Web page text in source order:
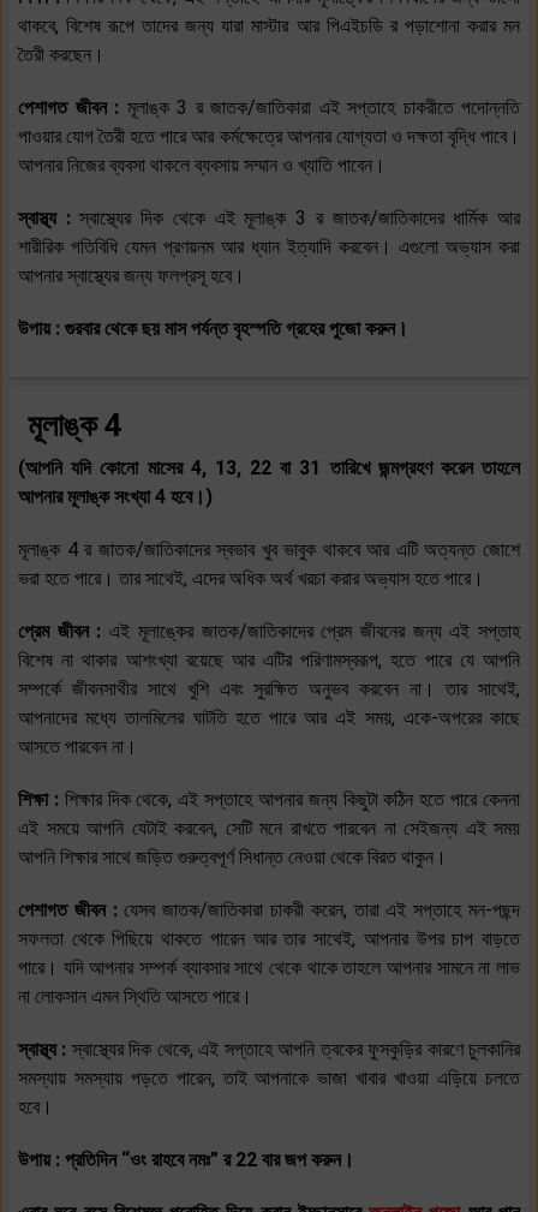
থাকবে, বিশেষ রূপে তাদের জন্য যারা মাস্টার আর পিএইচডি র পড়াশোনা করার মন
তৈরী করছেন।
পেশাগত জীবন : মূলাঙ্ক 3 র জাতক/জাতিকারা এই সপ্তাহে চাকরীতে পদোন্নতি
পাওয়ার যোগ তৈরী হতে পারে আর কর্মক্ষেত্রে আপনার যোগ্যতা ও দক্ষতা বৃদ্ধি পাবে।
আপনার নিজের ব্যবসা থাকলে ব্যবসায় সম্মান ও খ্যাতি পাবেন।
স্বাস্থ্য :স্বাস্থ্যের দিক থেকে এই মূলাঙ্ক 3 র জাতক/জাতিকাদের ধার্মিক আর
শারীরিক গতিবিধি যেমন প্রণয়নম আর ধ্যান ইত্যাদি করবেন। এগুলো অভ্যাস করা
আপনার স্বাস্থ্যের জন্য ফলপ্রসূ হবে।
উপায় : গুরবার থেকে ছয় মাস পর্যন্ত বৃহস্পতি গ্রহের পুজো করুন।
মূলাঙ্ক 4
(আপনি যদি কোনো মাসের 4, 13, 22 বা 31 তারিখে জন্মগ্রহণ করেন তাহলে
আপনার মূলাঙ্ক সংখ্যা 4 হবে।)
মূলাঙ্ক 4 র জাতক/জাতিকাদের স্বভাব খুব ভাবুক থাকবে আর এটি অত্যন্ত জোশে
ভরা হতে পারে। তার সাথেই, এদের অধিক অর্থ খরচা করার অভ্যাস হতে পারে।
প্রেম জীবন :এই মূলাঙ্কের জাতক/জাতিকাদের প্রেম জীবনের জন্য এই সপ্তাহ
বিশেষ না থাকার আশংখ্যা রয়েছে আর এটির পরিণামস্বরূপ, হতে পারে যে আপনি
সম্পর্কে জীবনসাথীর সাথে খুশি এবং সুরক্ষিত অনুভব করবেন না। তার সাথেই,
আপনাদের মধ্যে তালমিলের ঘাটতি হতে পারে আর এই সময়, একে-অপরের কাছে
আসতে পারবেন না।
শিক্ষা : শিক্ষার দিক থেকে, এই সপ্তাহে আপনার জন্য কিছুটা কঠিন হতে পারে কেননা
এই সময়ে আপনি যেটাই করবেন, সেটি মনে রাখতে পারবেন না সেইজন্য এই সময়
আপনি শিক্ষার সাথে জড়িত গুরুত্বপূর্ণ সিধান্ত নেওয়া থেকে বিরত থাকুন।
পেশাগত জীবন :যেসব জাতক/জাতিকারা চাকরী করেন, তারা এই সপ্তাহে মন-পছন্দ
সফলতা থেকে পিছিয়ে থাকতে পারেন আর তার সাথেই, আপনার উপর চাপ বাড়তে
পারে। যদি আপনার সম্পর্ক ব্যাবসার সাথে থেকে থাকে তাহলে আপনার সামনে না লাভ
না লোকসান এমন স্থিতি আসতে পারে।
স্বাস্থ্য : স্বাস্থ্যের দিক থেকে, এই সপ্তাহে আপনি ত্বকের ফুসকুড়ির কারণে চুলকানির
সমস্যায় সমস্যায় পড়তে পারেন, তাই আপনাকে ভাজা খাবার খাওয়া এড়িয়ে চলতে
হবে।
উপায় : প্রতিদিন “ওং রাহবে নমঃ” র 22 বার জপ করুন।